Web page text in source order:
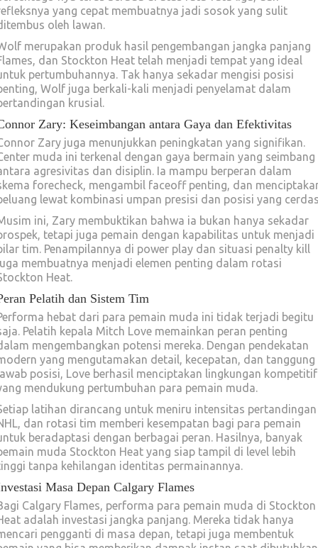
yang cepat membuatnya jadi sosok yang sulit
oleh lawan.
merupakan produk hasil pengembangan jangka panjang
dan Stockton Heat telah menjadi tempat yang ideal
pertumbuhannya. Tak hanya sekadar mengisi posisi
Wolf juga berkali-kali menjadi penyelamat dalam
krusial.
Zary: Keseimbangan antara Gaya dan Efektivitas
Zary juga menunjukkan peningkatan yang signifikan.
muda ini terkenal dengan gaya bermain yang seimbang
agresivitas dan disiplin. Ia mampu berperan dalam
forecheck, mengambil faceoff penting, dan
lewat kombinasi umpan presisi dan posisi yang
ini, Zary membuktikan bahwa ia bukan hanya sekadar
tetapi juga pemain dengan kapabilitas untuk menjadi
tim. Penampilannya di power play dan situasi penalty kill
membuatnya menjadi elemen penting dalam rotasi
Heat.
Pelatih dan Sistem Tim
hebat dari para pemain muda ini tidak terjadi begitu
Pelatih kepala Mitch Love memainkan peran penting
mengembangkan potensi mereka. Dengan pendekatan
yang mengutamakan detail, kecepatan, dan tanggung
posisi, Love berhasil menciptakan lingkungan kompetitif
mendukung pertumbuhan para pemain muda.
latihan dirancang untuk meniru intensitas pertandingan
dan rotasi tim memberi kesempatan bagi para pemain
beradaptasi dengan berbagai peran. Hasilnya, banyak
muda Stockton Heat yang siap tampil di level lebih
tanpa kehilangan identitas permainannya.
Masa Depan Calgary Flames
Calgary Flames, performa para pemain muda di Stockton
adalah investasi jangka panjang. Mereka tidak hanya
pengganti di masa depan, tetapi juga membentuk